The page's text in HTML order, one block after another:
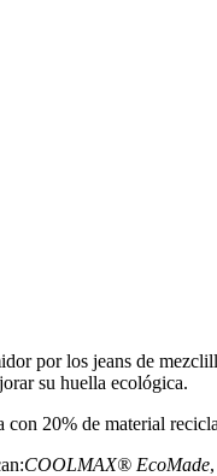
por los jeans de
su huella ecológica.
con 20% de material
COOLMAX® EcoMade